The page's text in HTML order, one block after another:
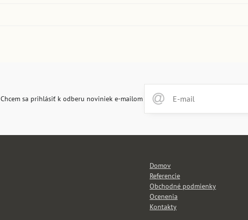
Chcem sa prihlásiť k odberu noviniek e-mailom
Domov
Referencie
Obchodné podmienky
Ocenenia
Kontakty